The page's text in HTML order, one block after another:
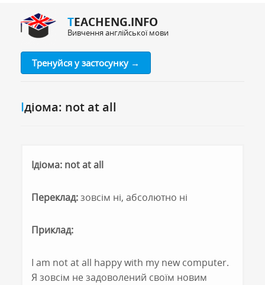
TEACHENG.INFO
Вивчення англійської мови
Тренуйся у застосунку →
Ідіома: not at all
Ідіома: not at all
Переклад:зовсім ні, абсолютно ні
Приклад:
I am not at all happy with my new computer.
Я зовсім не задоволений своїм новим